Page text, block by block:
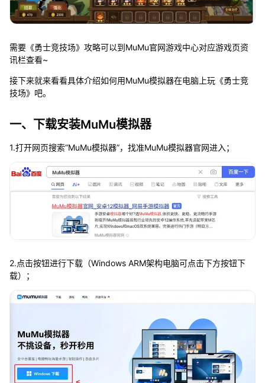
需要《勇士竞技场》攻略可以到MuMu官网游戏中心对应游戏页资
讯栏查看~
接下来就来看看具体介绍如何用MuMu模拟器在电脑上玩《勇士竞
技场》吧。
一、下载安装MuMu模拟器
1.打开网页搜索“MuMu模拟器”，找准MuMu模拟器官网进入；
2.点击按钮进行下载（Windows ARM架构电脑可点击下方按钮下
载）；